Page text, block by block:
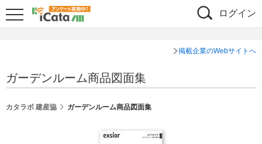
ログイン
掲載企業のWebサイトへ
ガーデンルーム商品図面集
カタラボ 建産協 ガーデンルーム商品図面集